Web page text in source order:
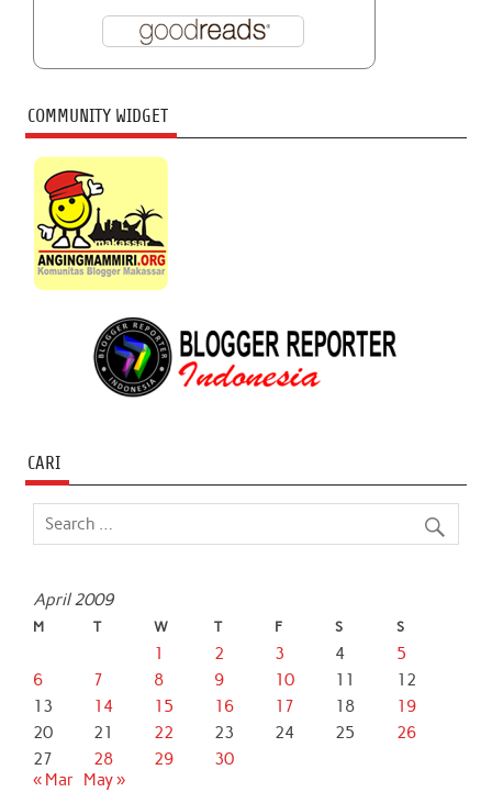
COMMUNITY WIDGET
CARI
April 2009
M T W T F S S
1 2 3 4
5
6
7 8 9 10 11
12
13
14 15 16 17 18
19
20
21 22 23 24 25
26
27
28 29
30
« Mar
May »